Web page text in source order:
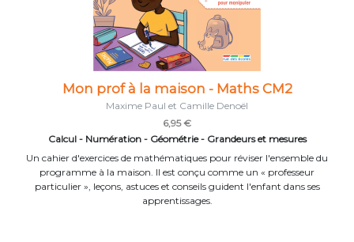
Mon prof à la maison - Maths CM2
Maxime Paul et Camille Denoël
6,95 €
Calcul - Numération - Géométrie - Grandeurs et mesures
Un cahier d'exercices de mathématiques pour réviser l'ensemble du
programme à la maison. Il est conçu comme un « professeur
particulier », leçons, astuces et conseils guident l'enfant dans ses
apprentissages.